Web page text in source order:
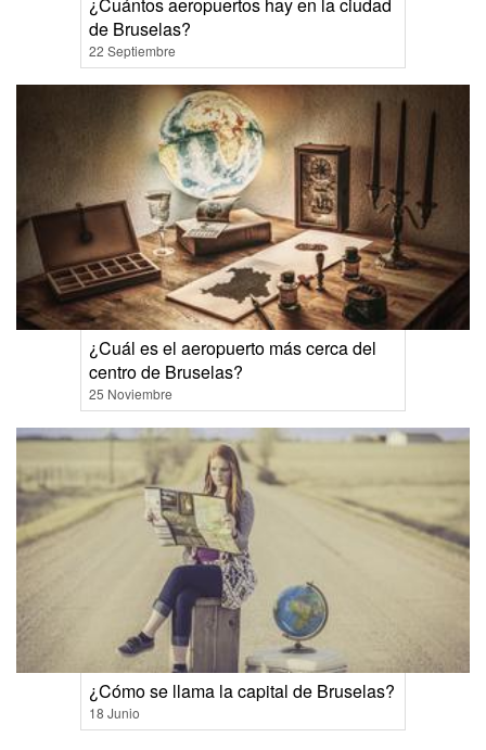
de Bruselas?
22 Septiembre
¿Cuál es el aeropuerto más cerca del
centro de Bruselas?
25 Noviembre
¿Cómo se llama la capital de Bruselas?
18 Junio